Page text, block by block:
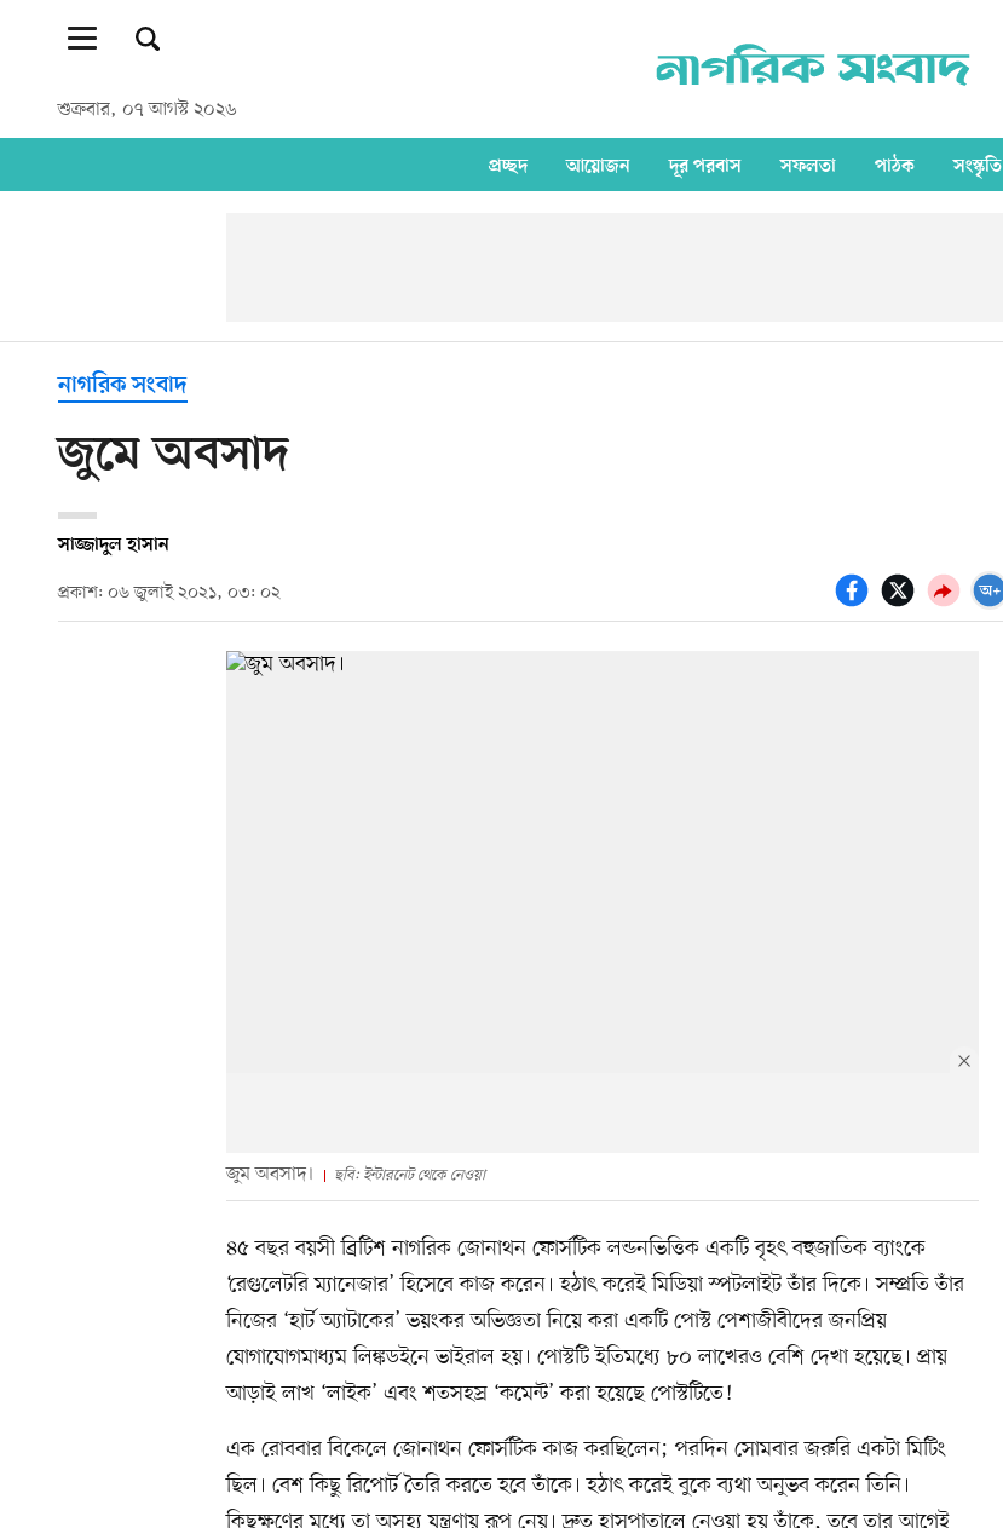
শুক্রবার, ০৭ আগস্ট ২০২৬
প্রচ্ছদ আয়োজন দূর পরবাস সফলতা পাঠক সংস্কৃতি
নাগরিক সংবাদ
জুমে অবসাদ
সাজ্জাদুল হাসান
প্রকাশ: ০৬ জুলাই ২০২১, ০৩: ০২
জুম অবসাদ। ছবি: ইন্টারনেট থেকে নেওয়া
৪৫ বছর বয়সী ব্রিটিশ নাগরিক জোনাথন ফোর্সটিক লন্ডনভিত্তিক একটি বৃহৎ বহুজাতিক ব্যাংকে
‘রেগুলেটরি ম্যানেজার’ হিসেবে কাজ করেন। হঠাৎ করেই মিডিয়া স্পটলাইট তাঁর দিকে। সম্প্রতি তাঁর
নিজের ‘হার্ট অ্যাটাকের’ ভয়ংকর অভিজ্ঞতা নিয়ে করা একটি পোস্ট পেশাজীবীদের জনপ্রিয়
যোগাযোগমাধ্যম লিঙ্কডইনে ভাইরাল হয়। পোস্টটি ইতিমধ্যে ৮০ লাখেরও বেশি দেখা হয়েছে। প্রায়
আড়াই লাখ ‘লাইক’ এবং শতসহস্র ‘কমেন্ট’ করা হয়েছে পোস্টটিতে!
এক রোববার বিকেলে জোনাথন ফোর্সটিক কাজ করছিলেন; পরদিন সোমবার জরুরি একটা মিটিং
ছিল। বেশ কিছু রিপোর্ট তৈরি করতে হবে তাঁকে। হঠাৎ করেই বুকে ব্যথা অনুভব করেন তিনি।
কিছুক্ষণের মধ্যে তা অসহ্য যন্ত্রণায় রূপ নেয়। দ্রুত হাসপাতালে নেওয়া হয় তাঁকে, তবে তার আগেই